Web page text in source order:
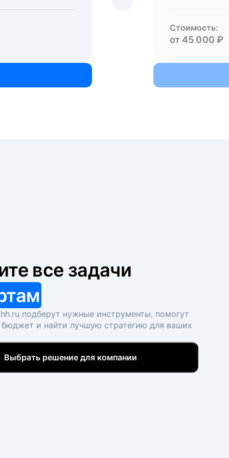
Стоимость:
от 45 000 ₽
все задачи
подберут нужные инструменты, помогут
бюджет и найти лучшую стратегию для ваших
Выбрать решение для компании